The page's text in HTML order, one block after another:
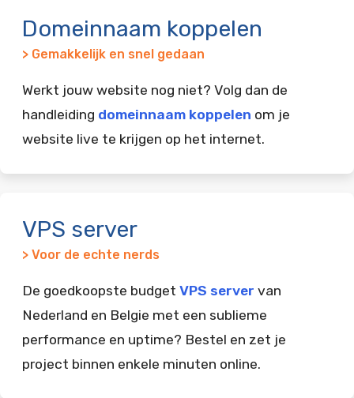
Domeinnaam koppelen
> Gemakkelijk en snel gedaan
Werkt jouw website nog niet? Volg dan de
handleiding domeinnaam koppelen om je
website live te krijgen op het internet.
VPS server
> Voor de echte nerds
De goedkoopste budget VPS server van
Nederland en Belgie met een sublieme
performance en uptime? Bestel en zet je
project binnen enkele minuten online.